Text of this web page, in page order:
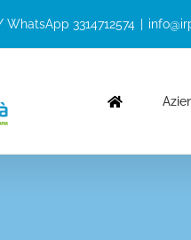
3314712574